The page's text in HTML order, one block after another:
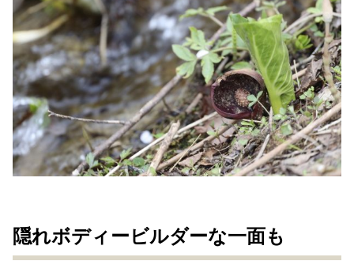
隠れボディービルダーな一面も